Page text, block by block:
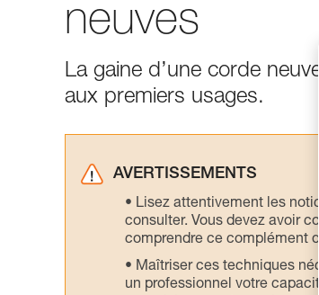
neuves
La gaine d’une corde
aux premiers usages.
AVERTISSEMENTS
Lisez attentivement les
consulter. Vous devez avoir
comprendre ce complément
Maîtriser ces techniques
un professionnel votre